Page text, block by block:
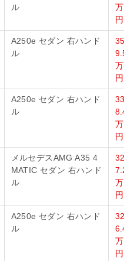
ル
万
円
A250e セダン 右ハンド
ル
35
万
円
A250e セダン 右ハンド
ル
33
万
円
メルセデスAMG A35 4
MATIC セダン 右ハンド
ル
32
万
円
A250e セダン 右ハンド
ル
32
万
円